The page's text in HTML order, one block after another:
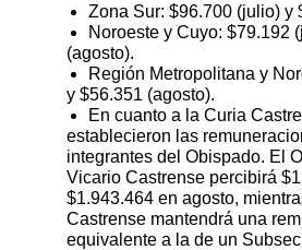
Zona Sur: $96.700 (julio) y
Noroeste y Cuyo: $79.192
(agosto).
Región Metropolitana y
y $56.351 (agosto).
En cuanto a la Curia
establecieron las
integrantes del Obispado. El
Vicario Castrense percibirá
$1.943.464 en agosto,
Castrense mantendrá una
equivalente a la de un